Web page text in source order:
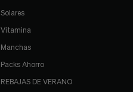
Solares
Vitamina
Manchas
Packs Ahorro
REBAJAS DE VERANO